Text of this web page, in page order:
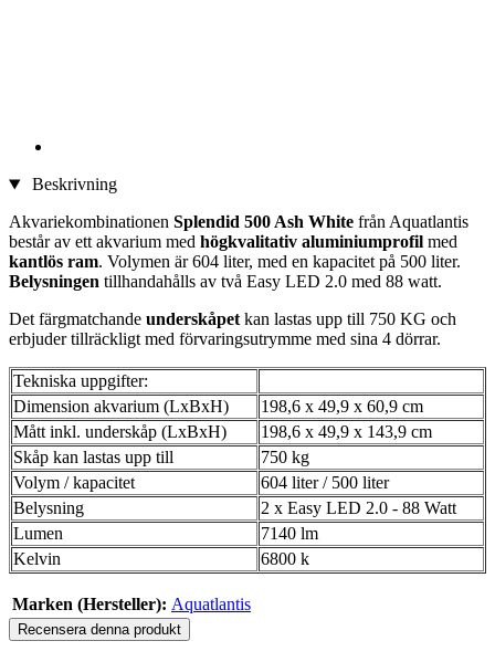
Beskrivning
Akvariekombinationen Splendid 500 Ash White från Aquatlantis
består av ett akvarium med högkvalitativ aluminiumprofil med
kantlös ram. Volymen är 604 liter, med en kapacitet på 500 liter.
Belysningen tillhandahålls av två Easy LED 2.0 med 88 watt.
Det färgmatchande underskåpet kan lastas upp till 750 KG och
erbjuder tillräckligt med förvaringsutrymme med sina 4 dörrar.
Tekniska uppgifter:
Dimension akvarium (LxBxH)
198,6 x 49,9 x 60,9 cm
Mått inkl. underskåp (LxBxH)
198,6 x 49,9 x 143,9 cm
Skåp kan lastas upp till
750 kg
Volym / kapacitet
604 liter / 500 liter
Belysning
2 x Easy LED 2.0 - 88 Watt
Lumen
7140 lm
Kelvin
6800 k
Marken (Hersteller): Aquatlantis
Recensera denna produkt